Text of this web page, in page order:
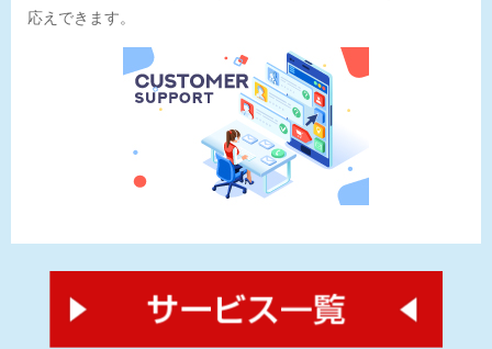
応えできます。